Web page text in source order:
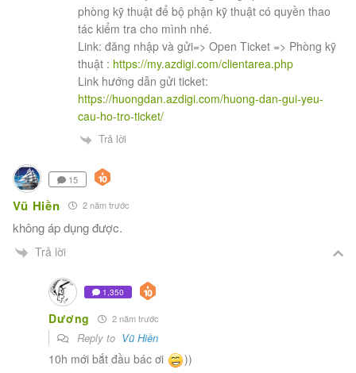
phòng kỹ thuật để bộ phận kỹ thuật có quyền thao
tác kiểm tra cho mình nhé.
Link: đăng nhập và gửi=> Open Ticket => Phòng kỹ
thuật : https://my.azdigi.com/clientarea.php
Link hướng dẫn gửi ticket:
https://huongdan.azdigi.com/huong-dan-gui-yeu-
cau-ho-tro-ticket/
Trả lời
15
Vũ Hiền 2 năm trước
không áp dụng được.
Trả lời
1,350
Dương 2 năm trước
Reply to Vũ Hiền
10h mới bắt đầu bác ơi ))